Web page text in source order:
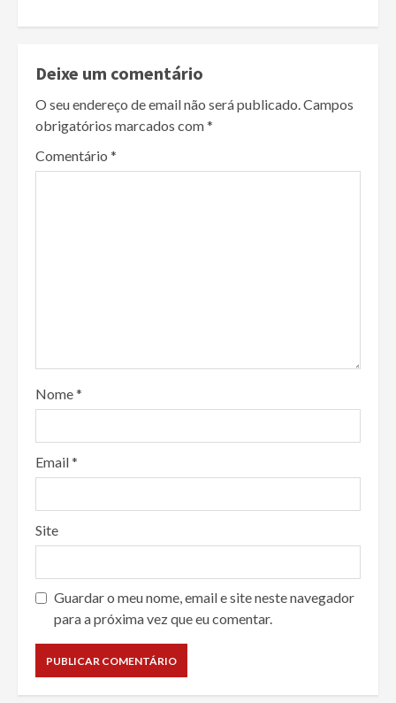
Deixe um comentário
O seu endereço de email não será publicado.Campos
obrigatórios marcados com*
Comentário *
Nome*
Email*
Site
Guardar o meu nome, email e site neste navegador
para a próxima vez que eu comentar.